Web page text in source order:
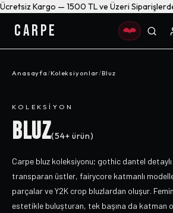
Ücretsiz Kargo — 1500 TL ve Üzeri
CARPE
Anasayfa/Koleksiyonlar/Bluz
KOLEKSIYON
BLUZ(54+ ürün)
Carpe bluz koleksiyonu; gothic dantel
transparan üstler, fairycore katmanlı
parçalar ve Y2K crop bluzlardan oluşur.
estetikle buluşturan, tek başına da katman